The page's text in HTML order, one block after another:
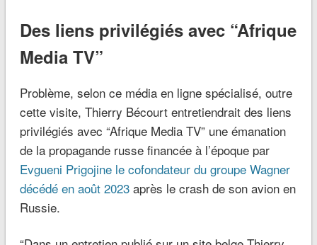
Des liens privilégiés avec “Afrique
Media TV”
Problème, selon ce média en ligne spécialisé, outre
cette visite, Thierry Bécourt entretiendrait des liens
privilégiés avec “Afrique Media TV” une émanation
de la propagande russe financée à l’époque par
Evgueni Prigojine le cofondateur du groupe Wagner
décédé en août 2023après le crash de son avion en
Russie.